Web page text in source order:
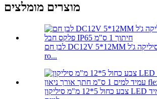
מוצרים מומלצים
לבן חם DC12V 5*12MM סיליקה ג'ל led neon flex
ro...
צבע כחול 5*12 מ"מ סיליקון LED ניאון גמיש עמיד